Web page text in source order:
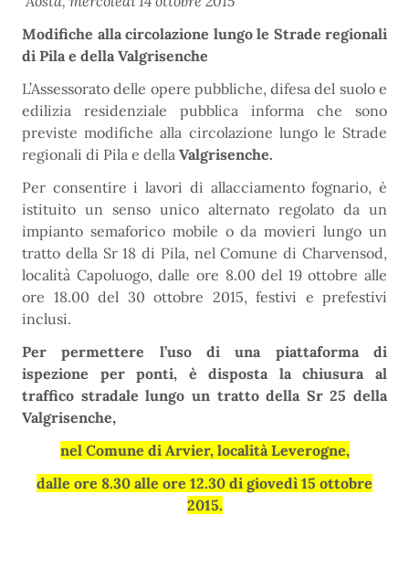
Modifiche alla circolazione lungo le Strade regionali
di Pila e della Valgrisenche
L’Assessorato delle opere pubbliche, difesa del suolo e
edilizia residenziale pubblica informa che sono
previste modifiche alla circolazione lungo le Strade
regionali di Pila e della Valgrisenche.
Per consentire i lavori di allacciamento fognario, è
istituito un senso unico alternato regolato da un
impianto semaforico mobile o da movieri lungo un
tratto della Sr 18 di Pila, nel Comune di Charvensod,
località Capoluogo, dalle ore 8.00 del 19 ottobre alle
ore 18.00 del 30 ottobre 2015, festivi e prefestivi
inclusi.
Per permettere l’uso di una piattaforma di
ispezione per ponti, è disposta la chiusura al
traffico stradale lungo un tratto della Sr 25 della
Valgrisenche,
nel Comune di Arvier, località Leverogne,
dalle ore 8.30 alle ore 12.30 di giovedì 15 ottobre
2015.